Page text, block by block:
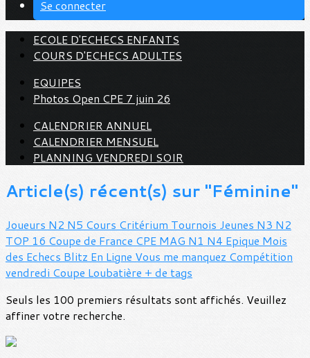
Se connecter
ECOLE D'ECHECS ENFANTS
COURS D'ECHECS ADULTES
EQUIPES
Photos Open CPE 7 juin 26
CALENDRIER ANNUEL
CALENDRIER MENSUEL
PLANNING VENDREDI SOIR
Article(s) récent(s) sur "Féminine"
Joueurs N2 N5 Cours Critérium Tournois Jeunes N3 N2
TOP 16 Coupe de France CPE MAG N1 N4 Epique Mois
des Echecs Blitz En Ligne Vous me manquez Compétition
vendredi Coupe Loubatière + de tags
Seuls les 100 premiers résultats sont affichés. Veuillez
affiner votre recherche.